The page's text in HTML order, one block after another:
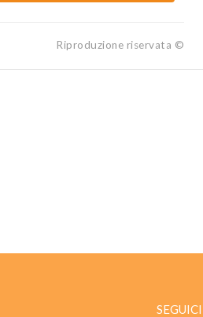
Riproduzione riservata ©